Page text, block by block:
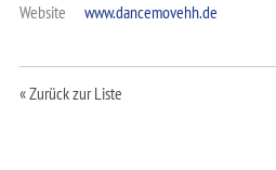
Website
www.dancemovehh.de
« Zurück zur Liste